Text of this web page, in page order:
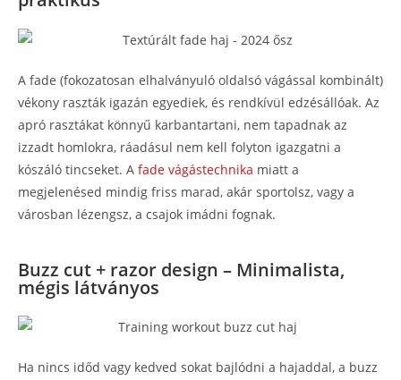
A fade (fokozatosan elhalványuló oldalsó vágással kombinált)
vékony raszták igazán egyediek, és rendkívül edzésállóak. Az
apró rasztákat könnyű karbantartani, nem tapadnak az
izzadt homlokra, ráadásul nem kell folyton igazgatni a
kószáló tincseket. A fade vágástechnika miatt a
megjelenésed mindig friss marad, akár sportolsz, vagy a
városban lézengsz, a csajok imádni fognak.
Buzz cut + razor design – Minimalista,
mégis látványos
Ha nincs időd vagy kedved sokat bajlódni a hajaddal, a buzz